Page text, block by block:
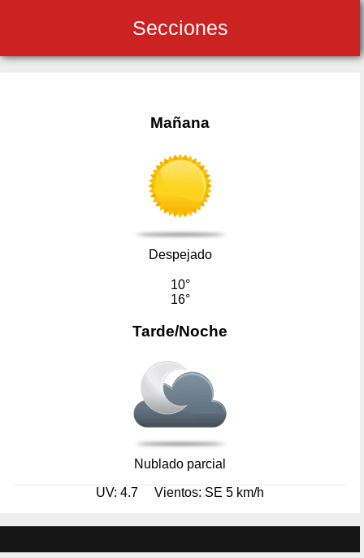
Secciones
Mañana
Despejado
10°
16°
Tarde/Noche
Nublado parcial
UV: 4.7 Vientos: SE 5 km/h